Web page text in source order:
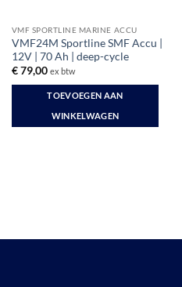
VMF SPORTLINE MARINE ACCU
VMF24M Sportline SMF Accu |
12V | 70 Ah | deep-cycle
€79,00 ex btw
TOEVOEGEN AAN
WINKELWAGEN